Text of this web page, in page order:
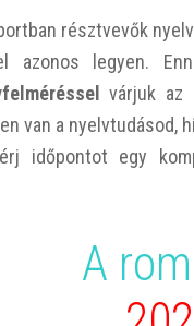
résztvevők
azonos legyen.
várjuk az
van a nyelvtudásod,
időpontot egy
A